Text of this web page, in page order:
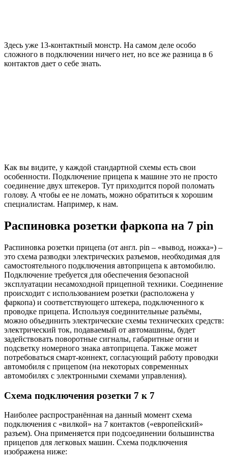
Здесь уже 13-контактный монстр. На самом деле особо
сложного в подключении ничего нет, но все же разница в 6
контактов дает о себе знать.
Как вы видите, у каждой стандартной схемы есть свои
особенности. Подключение прицепа к машине это не просто
соединение двух штекеров. Тут приходится порой поломать
голову. А чтобы ее не ломать, можно обратиться к хорошим
специалистам. Например, к нам.
Распиновка розетки фаркопа на 7 pin
Распиновка розетки прицепа (от англ. pin – «вывод, ножка») –
это схема разводки электрических разъемов, необходимая для
самостоятельного подключения автоприцепа к автомобилю.
Подключение требуется для обеспечения безопасной
эксплуатации несамоходной прицепной техники. Соединение
происходит с использованием розетки (расположена у
фаркопа) и соответствующего штекера, подключенного к
проводке прицепа. Используя соединительные разъёмы,
можно объединить электрические схемы технических средств:
электрический ток, подаваемый от автомашины, будет
задействовать поворотные сигналы, габаритные огни и
подсветку номерного знака автоприцепа. Также может
потребоваться смарт-коннект, согласующий работу проводки
автомобиля с прицепом (на некоторых современных
автомобилях с электронными схемами управления).
Схема подключения розетки 7 к 7
Наиболее распространённая на данный момент схема
подключения с «вилкой» на 7 контактов («европейский»
разъем). Она применяется при подсоединении большинства
прицепов для легковых машин. Схема подключения
изображена ниже: